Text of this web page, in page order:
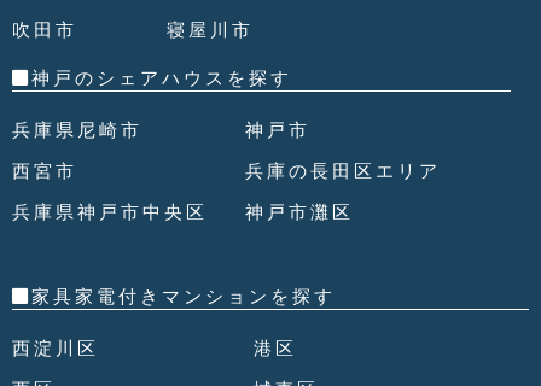
吹田市
寝屋川市
神戸のシェアハウスを探す
兵庫県尼崎市
神戸市
西宮市
兵庫の長田区エリア
兵庫県神戸市中央区
神戸市灘区
家具家電付きマンションを探す
西淀川区
港区